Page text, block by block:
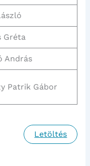
Gréta
András
Patrik Gábor
Letöltés